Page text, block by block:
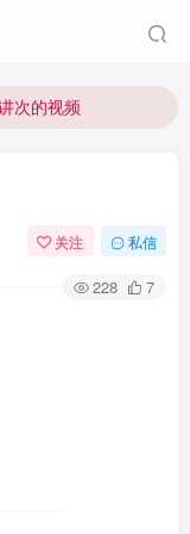
次的视频
可
关注 私信
228 7